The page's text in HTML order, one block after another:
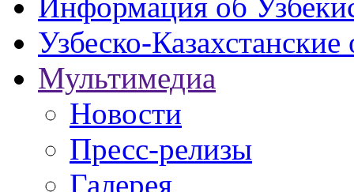
Узбеско-
Мультимедиа
Новости
Пресс-релизы
Галерея